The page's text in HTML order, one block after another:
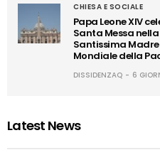
CHIESA E SOCIALE
Papa Leone XIV
Santa Messa
Santissima
Mondiale della
DISSIDENZAQ 6
Latest News